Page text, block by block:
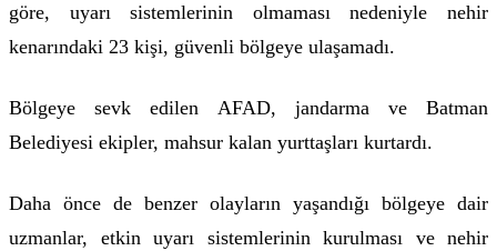
göre, uyarı sistemlerinin olmaması nedeniyle nehir
kenarındaki 23 kişi, güvenli bölgeye ulaşamadı.
Bölgeye sevk edilen AFAD, jandarma ve Batman
Belediyesi ekipler, mahsur kalan yurttaşları kurtardı.
Daha önce de benzer olayların yaşandığı bölgeye dair
uzmanlar, etkin uyarı sistemlerinin kurulması ve nehir